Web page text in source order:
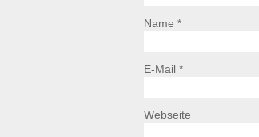
Name *
E-Mail *
Webseite